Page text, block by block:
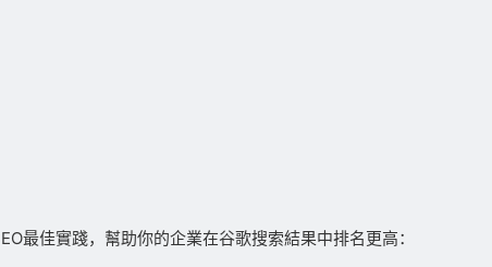
最佳實踐，幫助你的企業在谷歌搜索結果中排名更高：